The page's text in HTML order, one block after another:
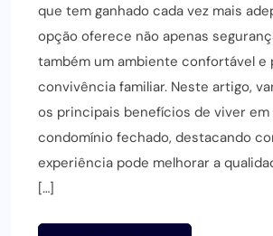
que tem ganhado cada vez mais
opção oferece não apenas
também um ambiente confortável e
convivência familiar. Neste artigo,
os principais benefícios de viver em
condomínio fechado, destacando
experiência pode melhorar a
[…]